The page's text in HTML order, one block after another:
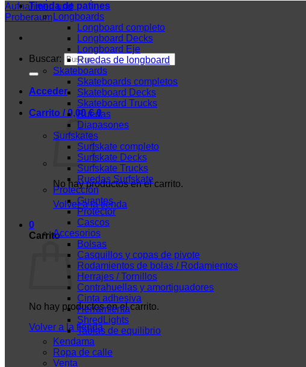
Buscar:
Acceder
Carrito /0,00€ 0
No hay productos en el carrito.
Volver a la tienda
0
Carrito
No hay productos en el carrito.
Volver a la tienda
Tienda de patines
Longboards
Longboard completo
Longboard Decks
Longboard Eje
Ruedas de longboard
Skateboards
Skateboards completos
Skateboard Decks
Skateboard Trucks
Ruedas
Diapasones
Surfskates
Surfskate completo
Surfskate Decks
Surfskate Trucks
Ruedas Surfskate
Protección
Guantes
Protector
Cascos
Accesorios
Bolsas
Casquillos y copas de pivote
Rodamientos de bolas / Rodamientos
Herrajes / Tornillos
Contrahuellas y amortiguadores
Cinta adhesiva
Herramienta
ShredLights
Tablas de equilibrio
Kendama
Ropa de calle
Venta